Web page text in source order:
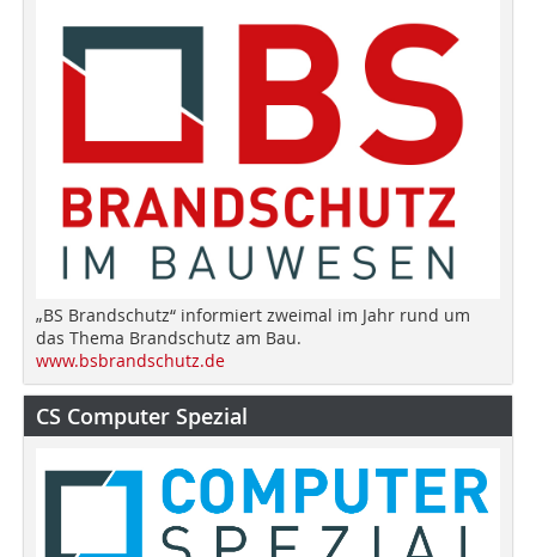
„BS Brandschutz“ informiert zweimal im Jahr rund um
das Thema Brandschutz am Bau.
www.bsbrandschutz.de
CS Computer Spezial